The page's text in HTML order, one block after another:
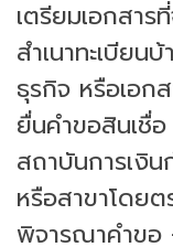
เตรียมเอกสาร
สำเนาทะเบียน
ธุรกิจ หรือเอก
ยื่นคำขอสินเชื่
สถาบันการเงิ
หรือสาขาโดย
พิจารณาคำขอ